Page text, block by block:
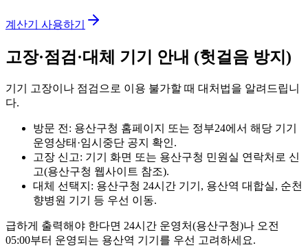
계산기 사용하기
고장·점검·대체 기기 안내 (헛걸음 방지)
기기 고장이나 점검으로 이용 불가할 때 대처법을 알려드립니
다.
방문 전: 용산구청 홈페이지 또는 정부24에서 해당 기기
운영상태·임시중단 공지 확인.
고장 신고: 기기 화면 또는 용산구청 민원실 연락처로 신
고(용산구청 웹사이트 참조).
대체 선택지: 용산구청 24시간 기기, 용산역 대합실, 순천
향병원 기기 등 우선 이동.
급하게 출력해야 한다면 24시간 운영처(용산구청)나 오전
05:00부터 운영되는 용산역 기기를 우선 고려하세요.